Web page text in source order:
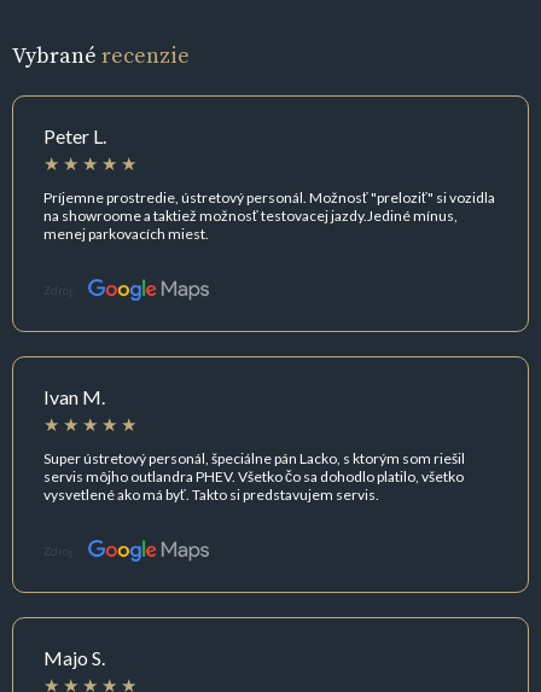
Vybrané recenzie
Peter L.
Príjemne prostredie, ústretový personál. Možnosť "preloziť" si vozidla
na showroome a taktiež možnosť testovacej jazdy.Jediné mínus,
menej parkovacích miest.
Zdroj:
Ivan M.
Super ústretový personál, špeciálne pán Lacko, s ktorým som riešil
servis môjho outlandra PHEV. Všetko čo sa dohodlo platilo, všetko
vysvetlené ako má byť. Takto si predstavujem servis.
Zdroj:
Majo S.